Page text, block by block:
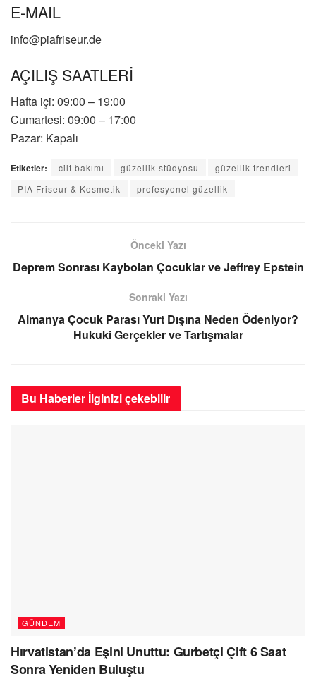
E-MAIL
info@piafriseur.de
AÇILIŞ SAATLERİ
Hafta içi: 09:00 – 19:00
Cumartesi: 09:00 – 17:00
Pazar: Kapalı
Etiketler: cilt bakımı güzellik stüdyosu
güzellik trendleri
PIA Friseur & Kosmetik
profesyonel güzellik
Önceki Yazı
Deprem Sonrası Kaybolan Çocuklar ve Jeffrey Epstein
Sonraki Yazı
Almanya Çocuk Parası Yurt Dışına Neden Ödeniyor?
Hukuki Gerçekler ve Tartışmalar
Bu Haberler İlginizi çekebilir
GÜNDEM
Hırvatistan’da Eşini Unuttu: Gurbetçi Çift 6 Saat
Sonra Yeniden Buluştu